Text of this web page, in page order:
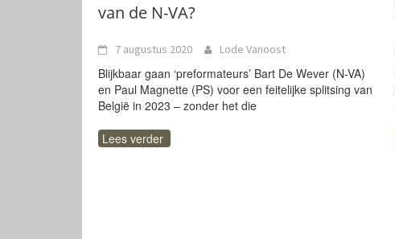
van de N-VA?
7 augustus 2020 Lode Vanoost
Blijkbaar gaan ‘preformateurs’ Bart De Wever (N-VA)
en Paul Magnette (PS) voor een feitelijke splitsing van
België in 2023 – zonder het die
Lees verder